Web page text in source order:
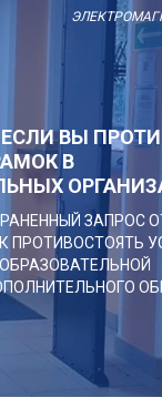
ВЫ
В
ЗАПРОС
ПРОТИВОСТОЯТЬ